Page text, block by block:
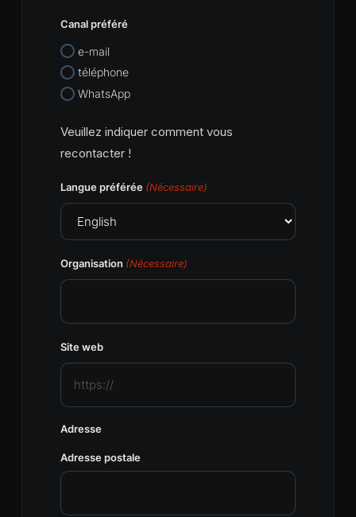
Canal préféré
e-mail
téléphone
WhatsApp
Veuillez indiquer comment vous
recontacter !
Langue préférée (Nécessaire)
Organisation (Nécessaire)
Site web
Adresse
Adresse postale